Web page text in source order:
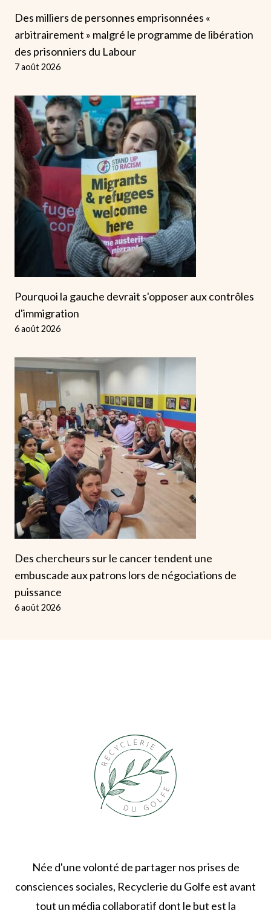
Des milliers de personnes emprisonnées «
arbitrairement » malgré le programme de libération
des prisonniers du Labour
7 août 2026
Pourquoi la gauche devrait s'opposer aux contrôles
d'immigration
6 août 2026
Des chercheurs sur le cancer tendent une
embuscade aux patrons lors de négociations de
puissance
6 août 2026
Née d'une volonté de partager nos prises de
consciences sociales, Recyclerie du Golfe est avant
tout un média collaboratif dont le but est la